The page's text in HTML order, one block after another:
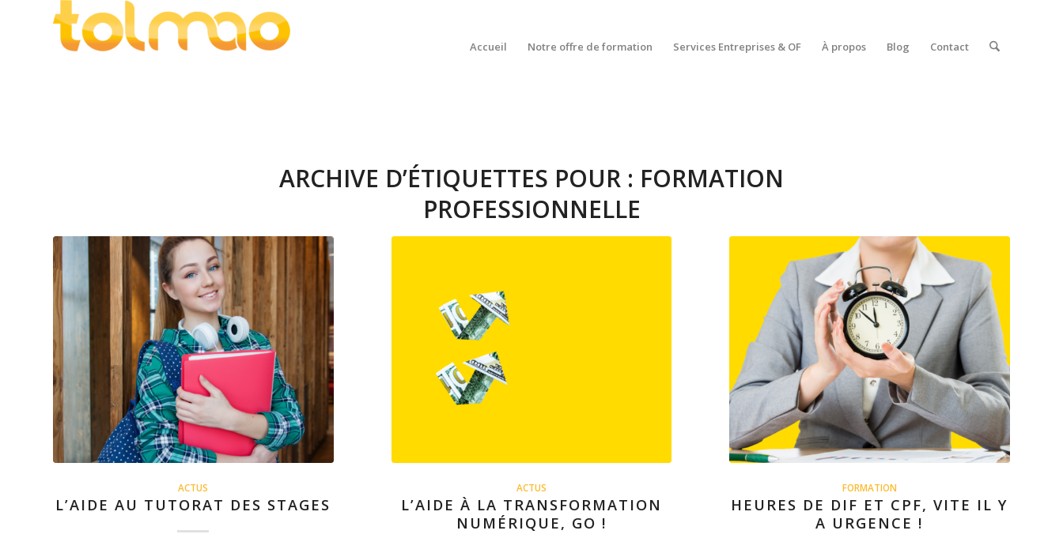
Accueil Notre offre de formation Services Entreprises & OF À propos Blog Contact
ARCHIVE D’ÉTIQUETTES POUR : FORMATION
PROFESSIONNELLE
ACTUS
L’AIDE AU TUTORAT DES STAGES
ACTUS
L’AIDE À LA TRANSFORMATION
NUMÉRIQUE, GO !
FORMATION
HEURES DE DIF ET CPF, VITE IL Y
A URGENCE !